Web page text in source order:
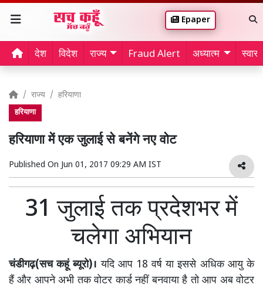
Epaper
देश विदेश राज्य Fraud Alert अध्यात्म
राज्य हरियाणा
हरियाणा
हरियाणा में एक जुलाई से बनेंगे नए वोट
Published On Jun 01, 2017 09:29 AM IST
31 जुलाई तक प्रदेशभर में
चलेगा अभियान
चंडीगढ़(सच कहूं ब्यूरो)। यदि आप 18 वर्ष या इससे अधिक आयु के
हैं और आपने अभी तक वोटर कार्ड नहीं बनवाया है तो आप अब वोटर